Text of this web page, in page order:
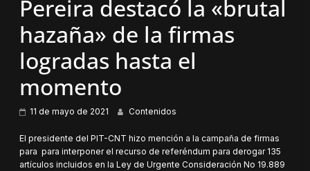
Pereira destacó la «brutal
hazaña» de la firmas
logradas hasta el
momento
11 de mayo de 2021 Contenidos
El presidente del PIT-CNT hizo mención a la campaña de firmas
para para interponer el recurso de referéndum para derogar 135
artículos incluidos en la Ley de Urgente Consideración No 19.889